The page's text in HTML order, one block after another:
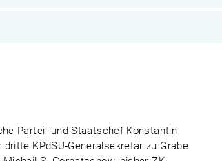
Partei- und Staatschef Konstantin
KPdSU-Generalsekretär zu Grabe